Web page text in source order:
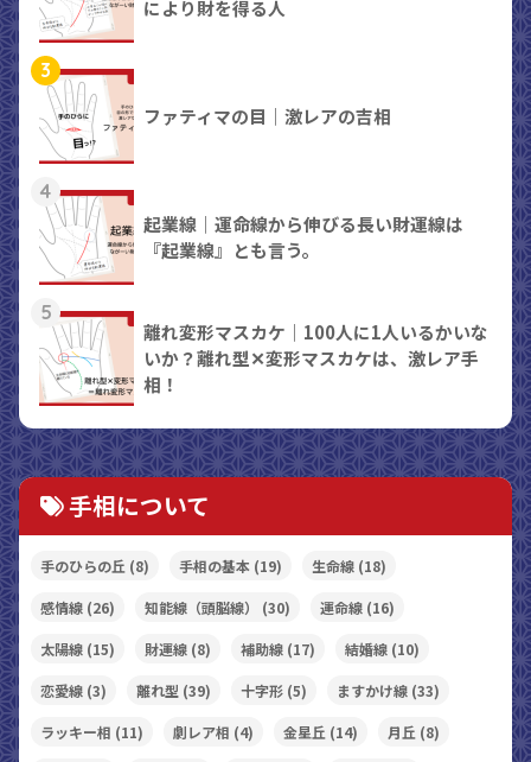
により財を得る人
3
ファティマの目｜激レアの吉相
4
起業線｜運命線から伸びる長い財運線は
『起業線』とも言う。
5
離れ変形マスカケ｜100人に1人いるかいな
いか？離れ型✕変形マスカケは、激レア手
相！
手相について
手のひらの丘 (8) 手相の基本 (19) 生命線 (18)
感情線 (26) 知能線（頭脳線） (30) 運命線 (16)
太陽線 (15) 財運線 (8) 補助線 (17) 結婚線 (10)
恋愛線 (3) 離れ型 (39) 十字形 (5) ますかけ線 (33)
ラッキー相 (11) 劇レア相 (4) 金星丘 (14) 月丘 (8)